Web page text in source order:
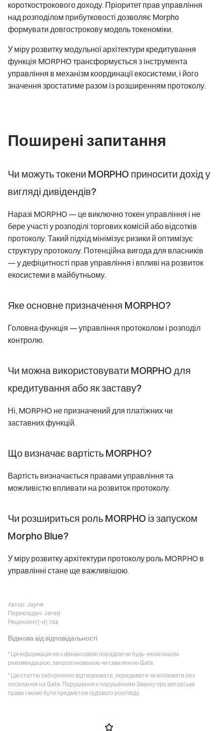
короткострокового доходу. Пріоритет прав управління
над розподілом прибутковості дозволяє Morpho
формувати довгострокову модель токеноміки.
У міру розвитку модульної архітектури кредитування
функція MORPHO трансформується з інструмента
управління в механізм координації екосистеми, і його
значення зростатиме разом із розширенням протоколу.
Поширені запитання
Чи можуть токени MORPHO приносити дохід у
вигляді дивідендів?
Наразі MORPHO — це виключно токен управління і не
бере участі у розподілі торгових комісій або відсотків
протоколу. Такий підхід мінімізує ризики й оптимізує
структуру протоколу. Потенційна вигода для власників
— у дефіцитності прав управління і впливі на розвиток
екосистеми в майбутньому.
Яке основне призначення MORPHO?
Головна функція — управління протоколом і розподіл
контролю.
Чи можна використовувати MORPHO для
кредитування або як заставу?
Ні, MORPHO не призначений для платіжних чи
заставних функцій.
Що визначає вартість MORPHO?
Вартість визначається правами управління та
можливістю впливати на розвиток протоколу.
Чи розшириться роль MORPHO із запуском
Morpho Blue?
У міру розвитку архітектури протоколу роль MORPHO в
управлінні стане ще важливішою.
Автор: Jayne
Перекладач: Jared
Рецензент(-и): Ida
Відмова від відповідальності
* Ця інформація не є фінансовою порадою чи будь-якою іншою
рекомендацією, запропонованою чи схваленою Gate.
* Цю статтю заборонено відтворювати, передавати чи копіювати без
посилання на Gate. Порушення є порушенням Закону про авторське
право і може бути предметом судового розгляду.